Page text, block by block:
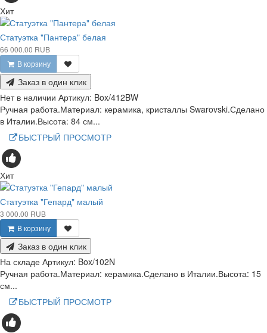
Хит
Статуэтка "Пантера" белая
66 000.00 RUB
В корзину
Заказ в один клик
Нет в наличии Артикул: Box/412BW
Ручная работа.Материал: керамика, кристаллы Swarovski.Сделано
в Италии.Высота: 84 см...
БЫСТРЫЙ ПРОСМОТР
Хит
Статуэтка "Гепард" малый
3 000.00 RUB
В корзину
Заказ в один клик
На складе Артикул: Box/102N
Ручная работа.Материал: керамика.Сделано в Италии.Высота: 15
см...
БЫСТРЫЙ ПРОСМОТР